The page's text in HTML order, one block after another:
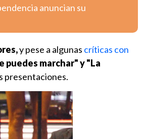
anuncian su
y pese a algunas críticas con
puedes marchar" y "La
presentaciones.